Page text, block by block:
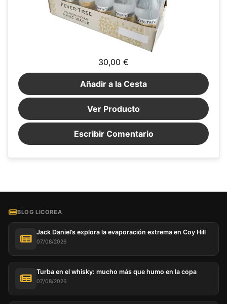
30,00 €
Añadir a la Cesta
Ver Producto
Escribir Comentario
BLOG LICOREA
Jack Daniel’s explora la evaporación extrema en Coy Hill
07/08/2026
Turba en el whisky: mucho más que humo en la copa
07/08/2026